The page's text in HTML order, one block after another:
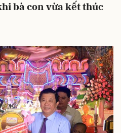
bà con vừa kết thúc